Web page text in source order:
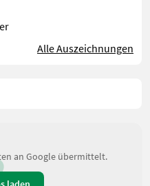
Alle Auszeichnungen
an Google übermittelt.